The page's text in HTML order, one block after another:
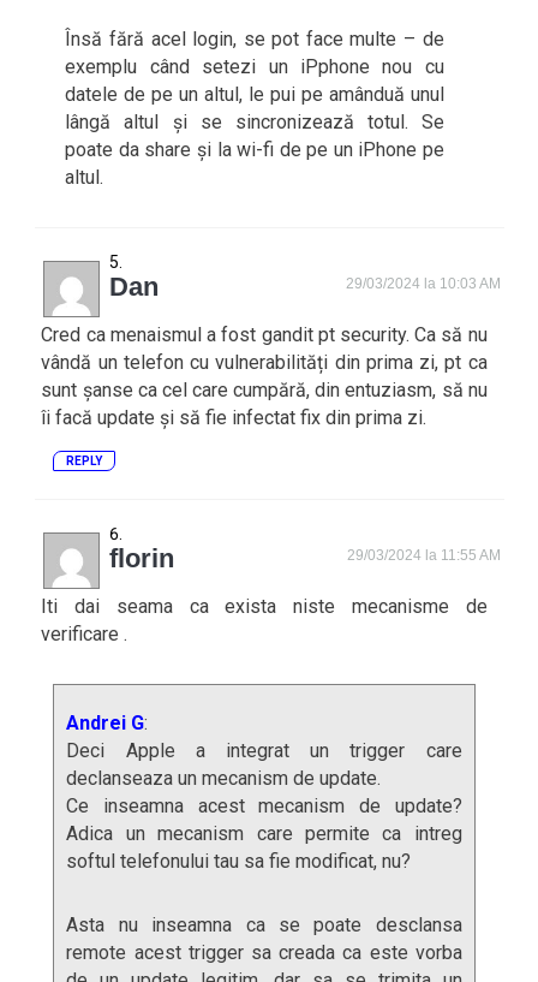
Însă fără acel login, se pot face multe – de
exemplu când setezi un iPphone nou cu
datele de pe un altul, le pui pe amânduă unul
lângă altul și se sincronizează totul. Se
poate da share și la wi-fi de pe un iPhone pe
altul.
Dan 29/03/2024 la 10:03 AM
Cred ca menaismul a fost gandit pt security. Ca să nu
vândă un telefon cu vulnerabilități din prima zi, pt ca
sunt șanse ca cel care cumpără, din entuziasm, să nu
îi facă update și să fie infectat fix din prima zi.
REPLY
florin 29/03/2024 la 11:55 AM
Iti dai seama ca exista niste mecanisme de
verificare .
Andrei G:
Deci Apple a integrat un trigger care
declanseaza un mecanism de update.
Ce inseamna acest mecanism de update?
Adica un mecanism care permite ca intreg
softul telefonului tau sa fie modificat, nu?
Asta nu inseamna ca se poate desclansa
remote acest trigger sa creada ca este vorba